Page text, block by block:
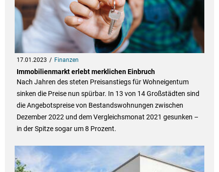
17.01.2023 Finanzen
Immobilienmarkt erlebt merklichen Einbruch
Nach Jahren des steten Preisanstiegs für Wohneigentum
sinken die Preise nun spürbar. In 13 von 14 Großstädten sind
die Angebotspreise von Bestandswohnungen zwischen
Dezember 2022 und dem Vergleichsmonat 2021 gesunken –
in der Spitze sogar um 8 Prozent.